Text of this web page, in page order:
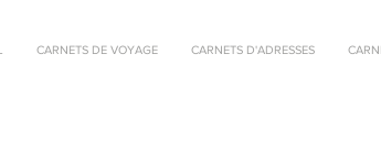
CARNETS DE VOYAGE CARNETS D'ADRESSES